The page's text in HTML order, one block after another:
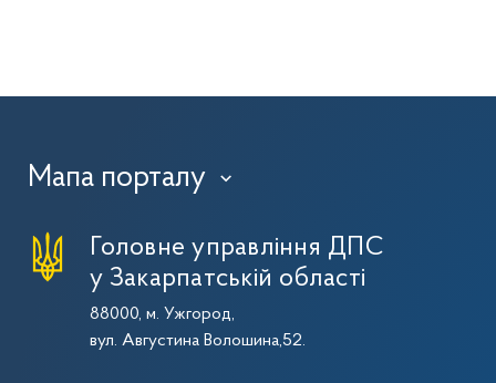
Мапа порталу ›
Головне управління ДПС
у Закарпатській області
88000, м. Ужгород,
вул. Августина Волошина,52.